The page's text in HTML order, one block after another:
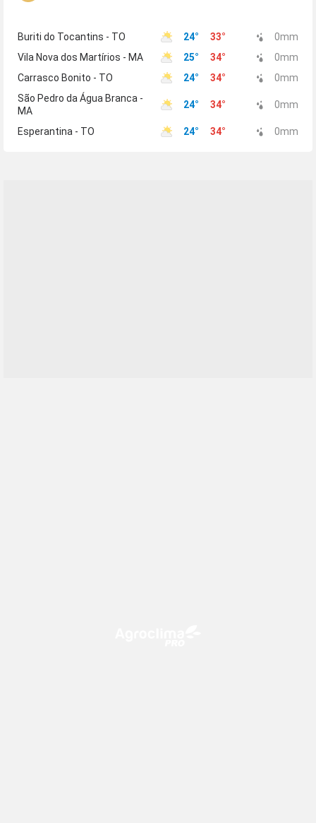
Buriti do Tocantins - TO 24° 33° 0mm
Vila Nova dos Martírios - MA
25° 34° 0mm
Carrasco Bonito - TO
24° 34° 0mm
São Pedro da Água Branca -
MA
24° 34° 0mm
Esperantina - TO 24° 34° 0mm